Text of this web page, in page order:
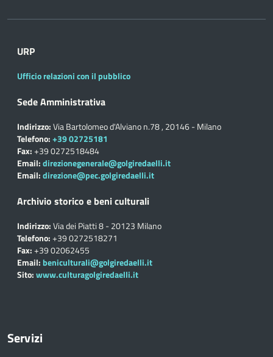
URP
Ufficio relazioni con il pubblico
Sede Amministrativa
Indirizzo:Via Bartolomeo d'Alviano n.78 , 20146 - Milano
Telefono:+39 02725181
Fax:+39 0272518484
Email:direzionegenerale@golgiredaelli.it
Email:direzione@pec.golgiredaelli.it
Archivio storico e beni culturali
Indirizzo:Via dei Piatti 8 - 20123 Milano
Telefono:+39 0272518271
Fax:+39 02062455
Email: beniculturali@golgiredaelli.it
Sito:www.culturagolgiredaelli.it
Servizi